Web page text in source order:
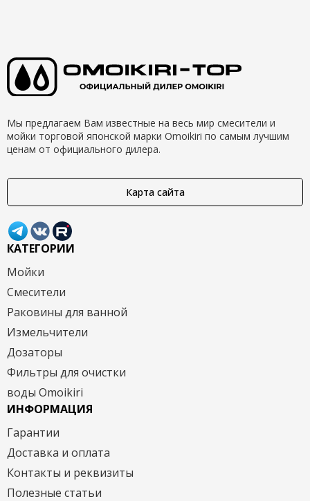
Мы предлагаем Вам известные на весь мир смесители и
мойки торговой японской марки Omoikiri по самым лучшим
ценам от официального дилера.
Карта сайта
КАТЕГОРИИ
Мойки
Смесители
Раковины для ванной
Измельчители
Дозаторы
Фильтры для очистки
воды Omoikiri
ИНФОРМАЦИЯ
Гарантии
Доставка и оплата
Контакты и реквизиты
Полезные статьи